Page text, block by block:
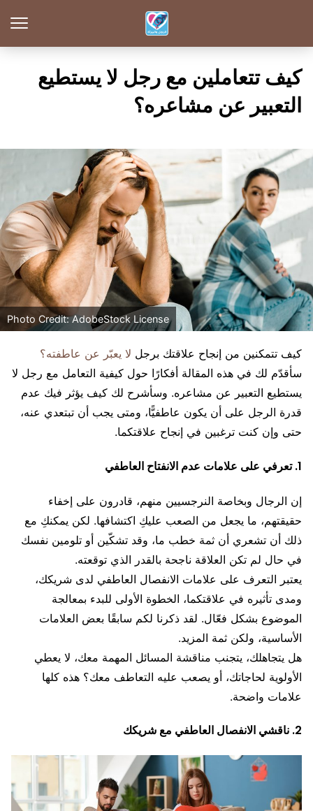
كيف تتعاملين مع رجل لا يستطيع
التعبير عن مشاعره؟
Photo Credit: AdobeStock License
كيف تتمكنين من إنجاح علاقتك برجل لا يعبّر عن عاطفته؟
سأقدّم لك في هذه المقالة أفكارًا حول كيفية التعامل مع رجل لا
يستطيع التعبير عن مشاعره. وسأشرح لك كيف يؤثر فيك عدم
قدرة الرجل على أن يكون عاطفيًّا، ومتى يجب أن تبتعدي عنه،
حتى وإن كنت ترغبين في إنجاح علاقتكما.
1. تعرفي على علامات عدم الانفتاح العاطفي
إن الرجال وبخاصة النرجسيين منهم، قادرون على إخفاء
حقيقتهم، ما يجعل من الصعب عليكِ اكتشافها. لكن يمكنكِ مع
ذلك أن تشعري أن ثمة خطب ما، وقد تشكّين أو تلومين نفسك
في حال لم تكن العلاقة ناجحة بالقدر الذي توقعته.
يعتبر التعرف على علامات الانفصال العاطفي لدى شريكك،
ومدى تأثيره في علاقتكما، الخطوة الأولى للبدء بمعالجة
الموضوع بشكل فعّال. لقد ذكرنا لكم سابقًا بعض العلامات
الأساسية، ولكن ثمة المزيد.
هل يتجاهلك، يتجنب مناقشة المسائل المهمة معك، لا يعطي
الأولوية لحاجاتك، أو يصعب عليه التعاطف معك؟ هذه كلها
علامات واضحة.
2. ناقشي الانفصال العاطفي مع شريكك